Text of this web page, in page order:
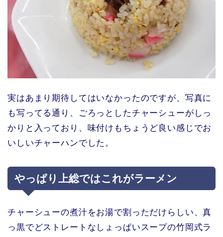
実はあまり期待してはいなかったのですが、写真に
も写ってる通り、ごろっとしたチャーシューがしっ
かりと入っており、味付けもちょうど良い感じでお
いしいチャーハンでした。
やっぱり上総ではこれがラーメン
チャーシューの煮汁をお湯で割っただけらしい、真
っ黒でどストレートなしょっぱいスープの竹岡式ラ